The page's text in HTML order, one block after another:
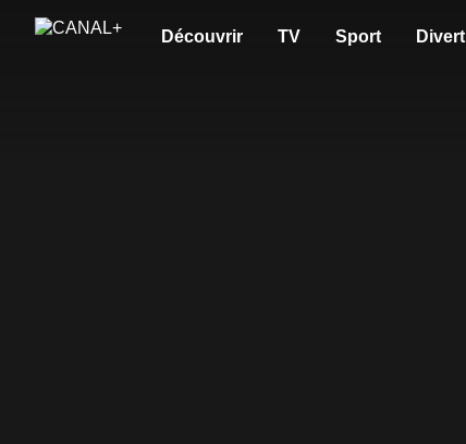
Découvrir TV Sport